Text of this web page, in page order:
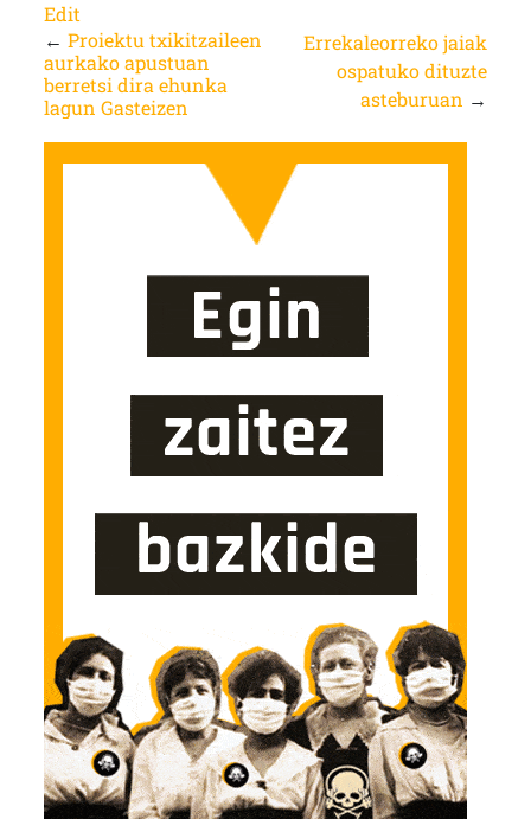
Edit
← Proiektu txikitzaileen
aurkako apustuan
berretsi dira ehunka
lagun Gasteizen
Errekaleorreko jaiak
ospatuko dituzte
asteburuan →